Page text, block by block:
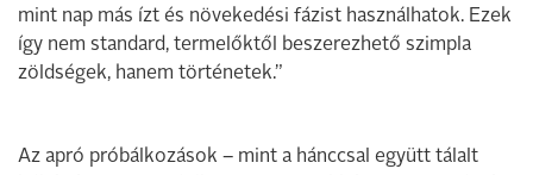
mint nap más ízt és növekedési fázist használhatok. Ezek
így nem standard, termelőktől beszerezhető szimpla
zöldségek, hanem történetek.”
Az apró próbálkozások – mint a hánccsal együtt tálalt